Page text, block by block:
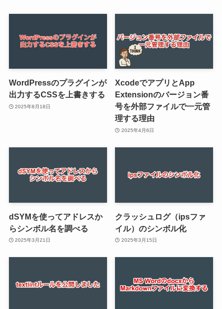
WordPressのプラグインが
出力するCSSを上書きする
2025年8月18日
XcodeでアプリとApp
Extensionのバージョン番
号を外部ファイルで一元管
理する理由
2025年4月6日
dSYMを使ってアドレスか
らシンボル名を調べる
2025年3月21日
クラッシュログ（ipsファ
イル）のシンボル化
2025年3月15日